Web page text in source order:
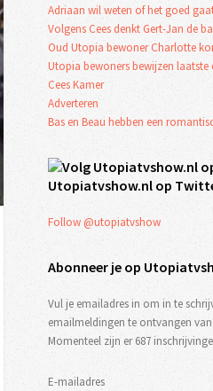
Adriaan wil weten of het goed
Volgens Cees denkt Gert-Jan de
Oud Utopia bewoner Charlotte
Utopia bewoners bewijzen laatste
Cees Kamer
Adverteren
Bas en Beau hebben een
Utopiatvshow.nl op
Follow @utopiatvshow
Abonneer je op
Vul je emailadres in om in te
emailmeldingen te ontvangen
Momenteel zijn er 687
E-mailadres